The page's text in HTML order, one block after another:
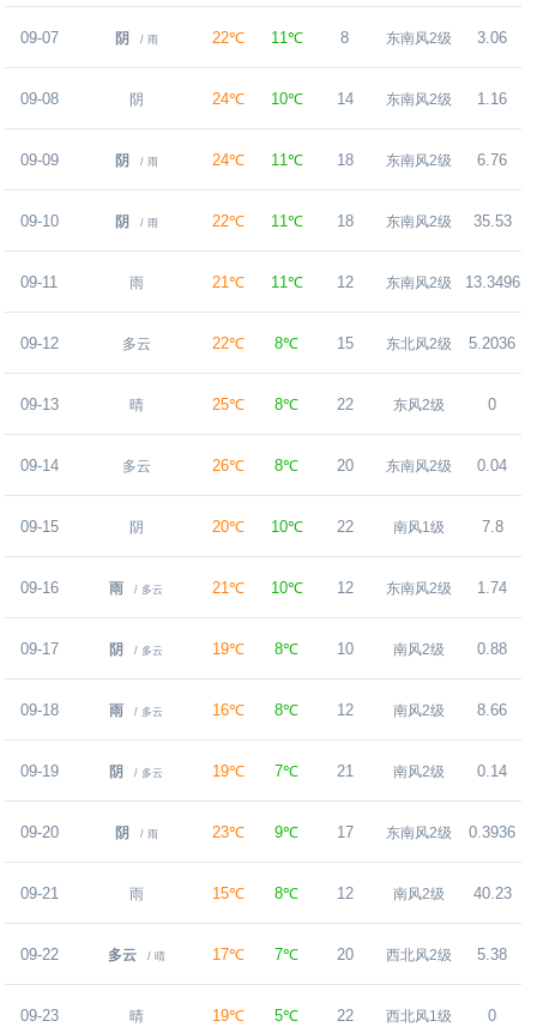
09-07 阴 / 雨 22℃ 11℃ 8 东南风2级 3.06
09-08 阴 24℃ 10℃ 14 东南风2级 1.16
09-09 阴 / 雨 24℃ 11℃ 18 东南风2级 6.76
09-10 阴 / 雨 22℃ 11℃ 18 东南风2级 35.53
09-11 雨 21℃ 11℃ 12 东南风2级 13.3496
09-12 多云 22℃ 8℃ 15 东北风2级 5.2036
09-13 晴 25℃ 8℃ 22 东风2级 0
09-14 多云 26℃ 8℃ 20 东南风2级 0.04
09-15 阴 20℃ 10℃ 22 南风1级 7.8
09-16 雨 / 多云 21℃ 10℃ 12 东南风2级 1.74
09-17 阴 / 多云 19℃ 8℃ 10 南风2级 0.88
09-18 雨 / 多云 16℃ 8℃ 12 南风2级 8.66
09-19 阴 / 多云 19℃ 7℃ 21 南风2级 0.14
09-20 阴 / 雨 23℃ 9℃ 17 东南风2级 0.3936
09-21 雨 15℃ 8℃ 12 南风2级 40.23
09-22 多云 / 晴 17℃ 7℃ 20 西北风2级 5.38
09-23 晴 19℃ 5℃ 22 西北风1级 0